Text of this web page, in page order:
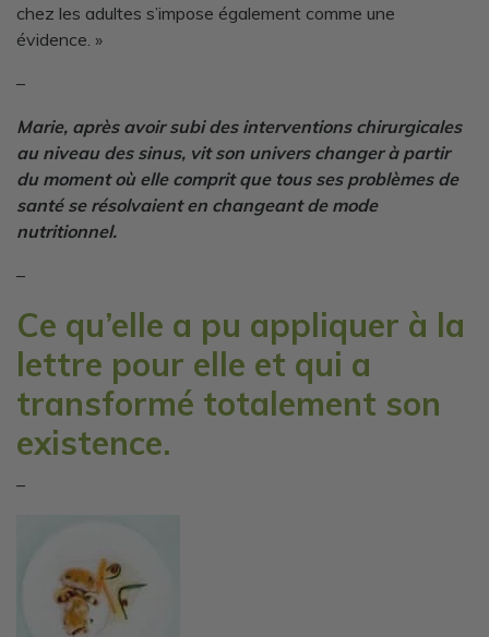
chez les adultes s’impose également comme une
évidence. »
–
Marie, après avoir subi des interventions chirurgicales
au niveau des sinus, vit son univers changer à partir
du moment où elle comprit que tous ses problèmes de
santé se résolvaient en changeant de mode
nutritionnel.
–
Ce qu’elle a pu appliquer à la
lettre pour elle et qui a
transformé totalement son
existence.
–